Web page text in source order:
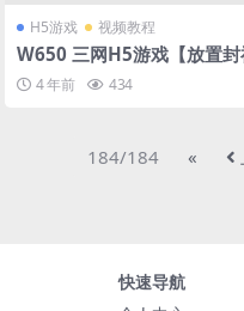
H5游戏 视频教程
W650 三网H5游戏【放置封
最新整理Linux手工服务端
台
4 年前 434
184/184 «
快速导航